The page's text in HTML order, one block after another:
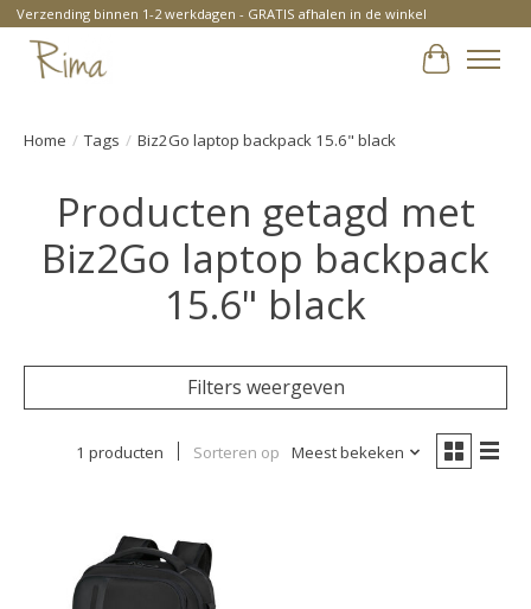
Verzending binnen 1-2 werkdagen - GRATIS afhalen in de winkel
Home / Tags / Biz2Go laptop backpack 15.6" black
Producten getagd met
Biz2Go laptop backpack
15.6" black
Filters weergeven
1 producten Sorteren op Meest bekeken